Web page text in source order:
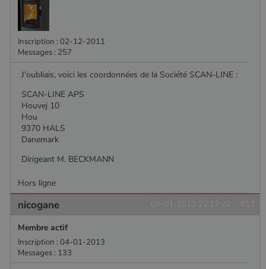
Inscription : 02-12-2011
Messages : 257
J'oubliais, voici les coordonnées de la Société SCAN-LINE :
SCAN-LINE APS
Houvej 10
Hou
9370 HALS
Danemark
Dirigeant M. BECKMANN
Hors ligne
nicogane
Membre actif
Inscription : 04-01-2013
Messages : 133